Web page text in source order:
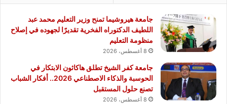
جامعة هيروشيما تمنح وزير التعليم محمد عبد
اللطيف الدكتوراه الفخرية تقديرًا لجهوده في إصلاح
منظومة التعليم
8 أغسطس، 2026
جامعة كفر الشيخ تطلق هاكاثون الابتكار في
الحوسبة والذكاء الاصطناعي 2026.. أفكار الشباب
تصنع حلول المستقبل
8 أغسطس، 2026